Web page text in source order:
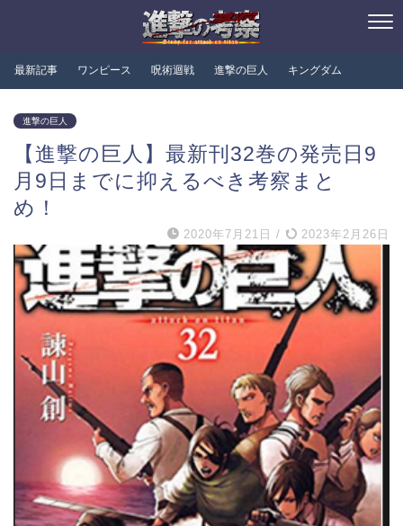
最新記事 ワンピース 呪術迴戦 進撃の巨人 キングダム
進撃の巨人
【進撃の巨人】最新刊32巻の発売日9
月9日までに抑えるべき考察まと
め！
2020年7月21日 / 2023年2月26日